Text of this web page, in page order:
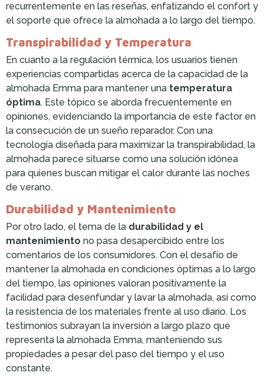
recurrentemente en las reseñas, enfatizando el confort y
el soporte que ofrece la almohada a lo largo del tiempo.
Transpirabilidad y Temperatura
En cuanto a la regulación térmica, los usuarios tienen
experiencias compartidas acerca de la capacidad de la
almohada Emma para mantener una temperatura
óptima. Este tópico se aborda frecuentemente en
opiniones, evidenciando la importancia de este factor en
la consecución de un sueño reparador. Con una
tecnología diseñada para maximizar la transpirabilidad, la
almohada parece situarse como una solución idónea
para quienes buscan mitigar el calor durante las noches
de verano.
Durabilidad y Mantenimiento
Por otro lado, el tema de la durabilidad y el
mantenimiento no pasa desapercibido entre los
comentarios de los consumidores. Con el desafío de
mantener la almohada en condiciones óptimas a lo largo
del tiempo, las opiniones valoran positivamente la
facilidad para desenfundar y lavar la almohada, así como
la resistencia de los materiales frente al uso diario. Los
testimonios subrayan la inversión a largo plazo que
representa la almohada Emma, manteniendo sus
propiedades a pesar del paso del tiempo y el uso
constante.